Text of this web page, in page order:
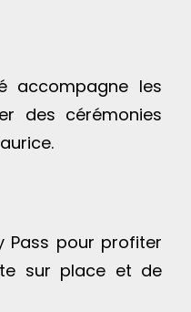
accompagne les
des cérémonies
Pass pour profiter
sur place et de